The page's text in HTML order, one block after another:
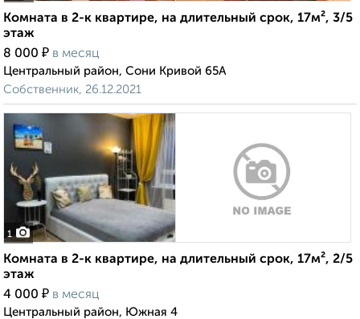
Комната в 2-к квартире, на длительный срок, 17м², 3/5
этаж
8 000 ₽ в месяц
Центральный район, Сони Кривой 65А
Собственник, 26.12.2021
1
Комната в 2-к квартире, на длительный срок, 17м², 2/5
этаж
4 000 ₽ в месяц
Центральный район, Южная 4